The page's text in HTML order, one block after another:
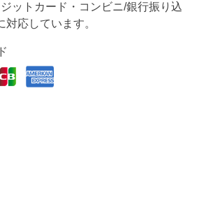
ットカード・コンビニ/銀行振り込
応しています。